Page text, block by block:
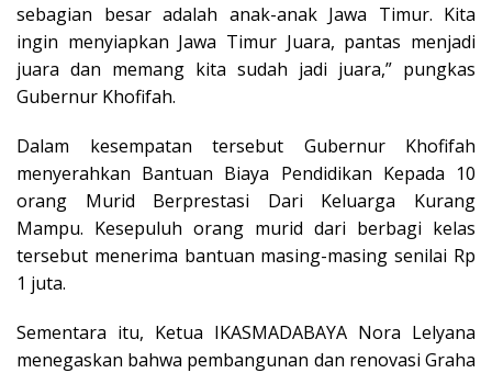
sebagian besar adalah anak-anak Jawa Timur. Kita
ingin menyiapkan Jawa Timur Juara, pantas menjadi
juara dan memang kita sudah jadi juara,” pungkas
Gubernur Khofifah.
Dalam kesempatan tersebut Gubernur Khofifah
menyerahkan Bantuan Biaya Pendidikan Kepada 10
orang Murid Berprestasi Dari Keluarga Kurang
Mampu. Kesepuluh orang murid dari berbagi kelas
tersebut menerima bantuan masing-masing senilai Rp
1 juta.
Sementara itu, Ketua IKASMADABAYA Nora Lelyana
menegaskan bahwa pembangunan dan renovasi Graha